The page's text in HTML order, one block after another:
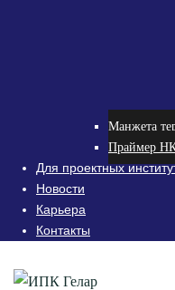
Манжета
Праймер
Для проектных
Новости
Карьера
Контакты